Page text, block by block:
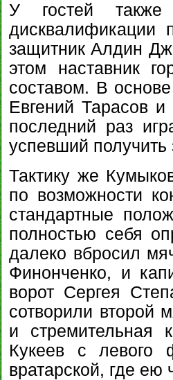
У гостей
дисквалификации
защитник Алдин
этом наставник
составом. В
Евгений Тарасов
последний раз
успевший получить
Тактику же
по возможности
стандартные
полностью себя
далеко вбросил
Финонченко, и
ворот Сергея
сотворили второй
и стремительная
Кукеев с левого
вратарской, где ею